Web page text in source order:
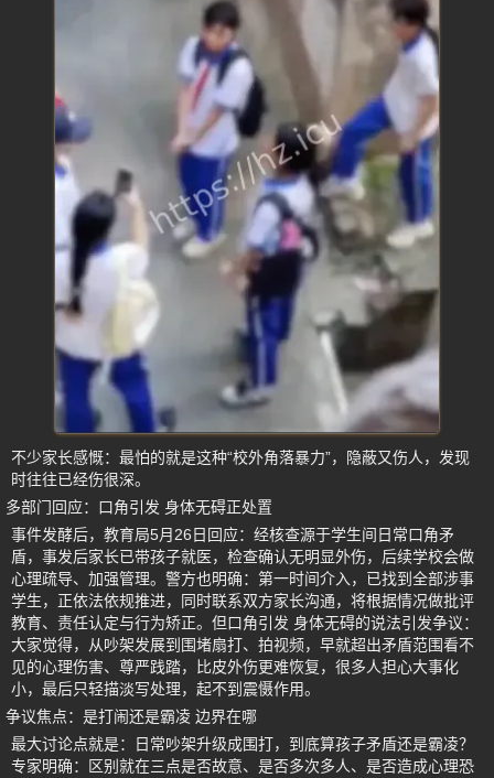
不少家长感慨：最怕的就是这种“校外角落暴力”，隐蔽又伤人，发现
时往往已经伤很深。
多部门回应：口角引发 身体无碍正处置
事件发酵后，教育局5月26日回应：经核查源于学生间日常口角矛
盾，事发后家长已带孩子就医，检查确认无明显外伤，后续学校会做
心理疏导、加强管理。警方也明确：第一时间介入，已找到全部涉事
学生，正依法依规推进，同时联系双方家长沟通，将根据情况做批评
教育、责任认定与行为矫正。但口角引发 身体无碍的说法引发争议：
大家觉得，从吵架发展到围堵扇打、拍视频，早就超出矛盾范围看不
见的心理伤害、尊严践踏，比皮外伤更难恢复，很多人担心大事化
小，最后只轻描淡写处理，起不到震慑作用。
争议焦点：是打闹还是霸凌 边界在哪
最大讨论点就是：日常吵架升级成围打，到底算孩子矛盾还是霸凌？
专家明确：区别就在三点是否故意、是否多次多人、是否造成心理恐